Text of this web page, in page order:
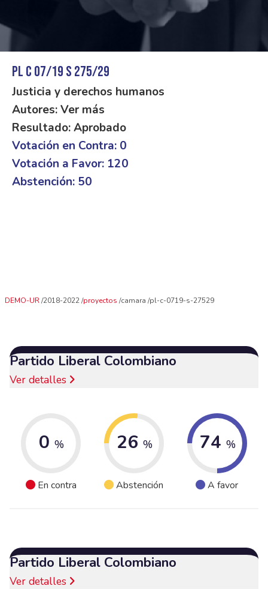
PL C 07/19 S 275/29
Justicia y derechos humanos
Autores: Ver más
Resultado: Aprobado
Votación en Contra: 0
Votación a Favor: 120
Abstención: 50
DEMO-UR 2018-2022 proyectos camara pl-c-0719-s-27529
Partido Liberal Colombiano
Ver detalles
0 %
En contra
26 %
Abstención
74 %
A favor
Partido Liberal Colombiano
Ver detalles